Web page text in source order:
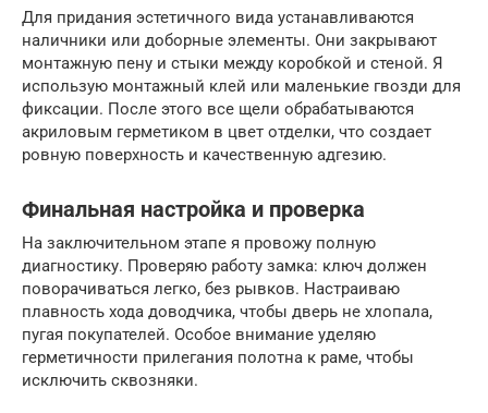
Для придания эстетичного вида устанавливаются
наличники или доборные элементы. Они закрывают
монтажную пену и стыки между коробкой и стеной. Я
использую монтажный клей или маленькие гвозди для
фиксации. После этого все щели обрабатываются
акриловым герметиком в цвет отделки, что создает
ровную поверхность и качественную адгезию.
Финальная настройка и проверка
На заключительном этапе я провожу полную
диагностику. Проверяю работу замка: ключ должен
поворачиваться легко, без рывков. Настраиваю
плавность хода доводчика, чтобы дверь не хлопала,
пугая покупателей. Особое внимание уделяю
герметичности прилегания полотна к раме, чтобы
исключить сквозняки.